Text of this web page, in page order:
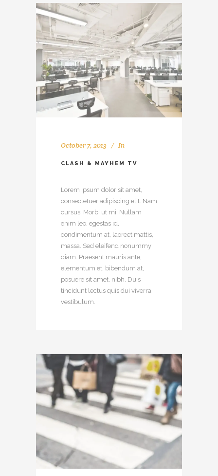
October 7, 2013 In
CLASH & MAYHEM TV
Lorem ipsum dolor sit amet,
consectetuer adipiscing elit. Nam
cursus. Morbi ut mi. Nullam
enim leo, egestas id,
condimentum at, laoreet mattis,
massa. Sed eleifend nonummy
diam. Praesent mauris ante,
elementum et, bibendum at,
posuere sit amet, nibh. Duis
tincidunt lectus quis dui viverra
vestibulum.